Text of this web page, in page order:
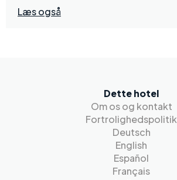
Læs også
Dette hotel
Om os og kontakt
Fortrolighedspolitik
Deutsch
English
Español
Français